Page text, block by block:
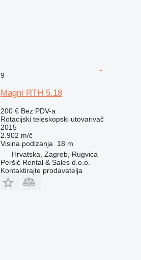
9
Magni RTH 5.18
200 € Bez PDV-a
Rotacijski teleskopski utovarivač
2015
2.902 m/č
Visina podizanja
18 m
Hrvatska, Zagreb, Rugvica
Peršić Rental & Sales d.o.o.
Kontaktirajte prodavatelja